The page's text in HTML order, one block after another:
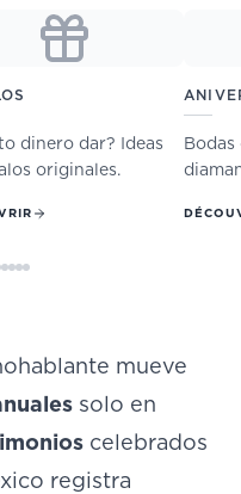
dinero dar? Ideas
originales.
Bodas
mueve
solo en
celebrados
registra